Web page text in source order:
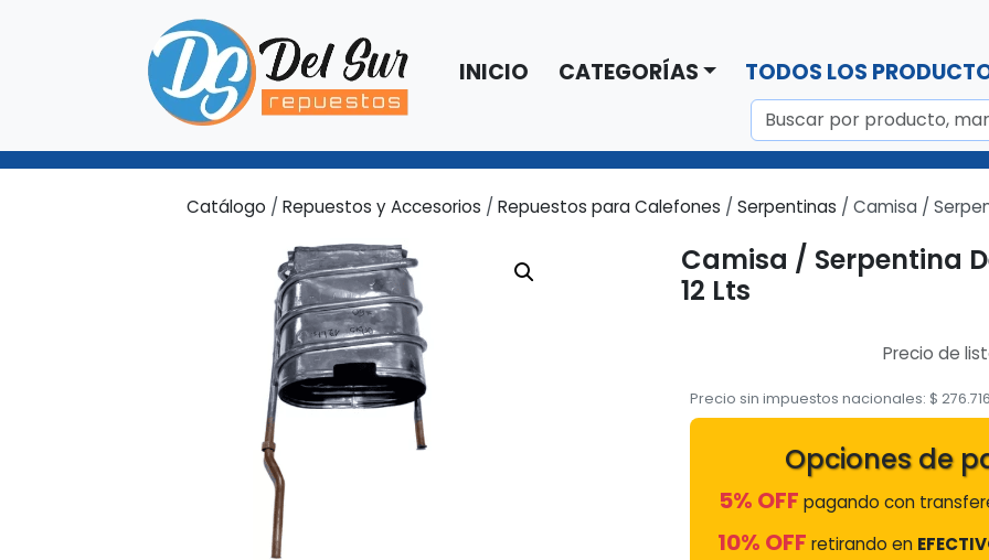
INICIO CATEGORÍAS TODOS LOS
Catálogo / Repuestos y Accesorios / Repuestos para Calefones / Serpentinas / Camisa /
Camisa / Serpentina
12 Lts
Precio de
Precio sin impuestos nacionales:$
Opciones de
5% OFF pagando con
10% OFF retirando en